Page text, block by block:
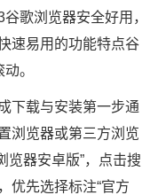
歌浏览器安全好用，
速易用的功能特点谷
。
下载与安装第一步通
浏览器或第三方浏览
览器安卓版”，点击搜
优先选择标注“官方